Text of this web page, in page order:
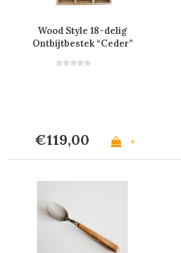
Wood Style 18-delig
Ontbijtbestek “Ceder”
€119,00 +